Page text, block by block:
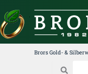
Inhalt
springen
Brors Gold- &
Search